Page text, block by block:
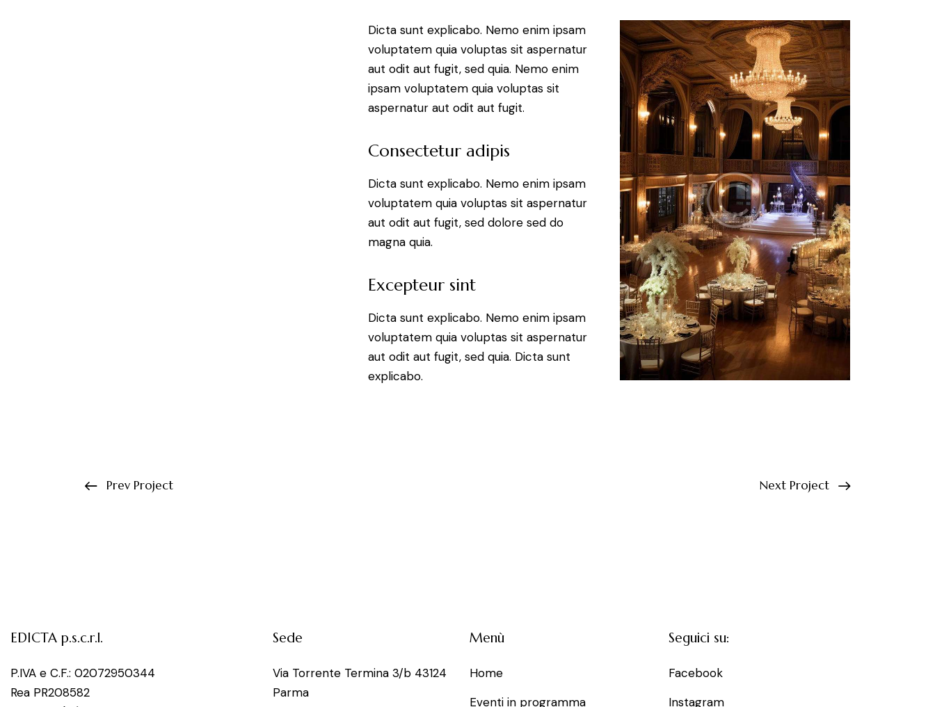
Dicta sunt explicabo. Nemo enim ipsam
voluptatem quia voluptas sit aspernatur
aut odit aut fugit, sed quia. Nemo enim
ipsam voluptatem quia voluptas sit
aspernatur aut odit aut fugit.
Consectetur adipis
Dicta sunt explicabo. Nemo enim ipsam
voluptatem quia voluptas sit aspernatur
aut odit aut fugit, sed dolore sed do
magna quia.
Excepteur sint
Dicta sunt explicabo. Nemo enim ipsam
voluptatem quia voluptas sit aspernatur
aut odit aut fugit, sed quia. Dicta sunt
explicabo.
Prev Project Next Project
EDICTA p.s.c.r.l.
P.IVA e C.F.: 02072950344
Rea PR208582
Sede
Via Torrente Termina 3/b 43124
Parma
Menù
Home
Eventi in programma
Seguici su:
Facebook
Instagram